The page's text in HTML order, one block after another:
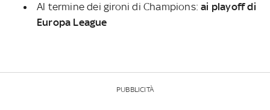
Al termine dei gironi di Champions:ai playoff di
Europa League
PUBBLICITÀ